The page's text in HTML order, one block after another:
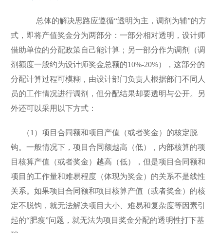
总体的解决思路应遵循“透明为主，调剂为辅”的方
式，即将产值奖金分为两部分：一部分相对透明，设计师
借助单位的分配政策自己能计算；另一部分作为调剂（调
剂额度一般约为设计师奖金总额的10%-20%），这部分的
分配计算过程可模糊，由设计部门负责人根据部门不同人
员的工作情况进行调剂，但分配结果却要透明与公开。另
外还可以采用以下方式：
（1）项目合同额和项目产值（或者奖金）的核定脱
钩。一般情况下，项目合同额越高（低），内部核算的项
目核算产值（或者奖金）越高（低），但是项目合同额和
项目的工作量和难易程度（体现为奖金）的关系不是线性
关系。如果项目合同额和项目核算产值（或者奖金）的核
定不脱钩，就无法解决项目大小、难易和复杂度等因素引
起的“肥瘦”问题，就无法为项目奖金分配的透明性打下基